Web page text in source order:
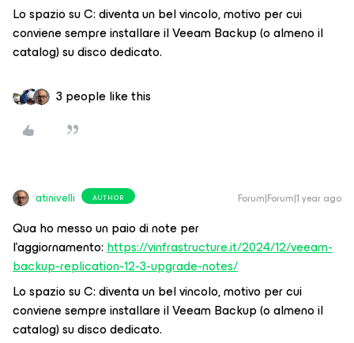
Lo spazio su C: diventa un bel vincolo, motivo per cui
conviene sempre installare il Veeam Backup (o almeno il
catalog) su disco dedicato.
3 people like this
atinivelli AUTHOR Forum|Forum|1 year ago
Qua ho messo un paio di note per
l’aggiornamento:https://vinfrastructure.it/2024/12/veeam-
backup-replication-12-3-upgrade-notes/
Lo spazio su C: diventa un bel vincolo, motivo per cui
conviene sempre installare il Veeam Backup (o almeno il
catalog) su disco dedicato.